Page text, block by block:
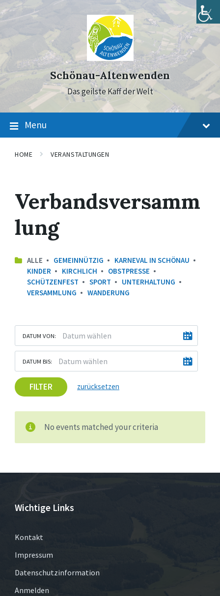
to
content
to
main
navigation
to
footer
Schönau-Altenwenden
Das geilste Kaff der Welt
Menu
HOME VERANSTALTUNGEN
Verbandsversamm
lung
ALLE GEMEINNÜTZIG
KARNEVAL IN SCHÖNAU
KINDER
KIRCHLICH
OBSTPRESSE
SCHÜTZENFEST
SPORT
UNTERHALTUNG
VERSAMMLUNG
WANDERUNG
DATUM VON:
DATUM BIS:
FILTER zurücksetzen
No events matched your criteria
Wichtige Links
Kontakt
Impressum
Datenschutzinformation
Anmelden